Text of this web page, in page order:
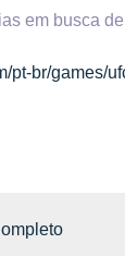
em busca
pt-br/games/